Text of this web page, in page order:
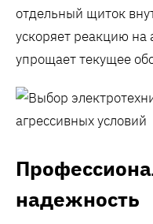
отдельный щиток
ускоряет реакцию
упрощает текущее
надежность